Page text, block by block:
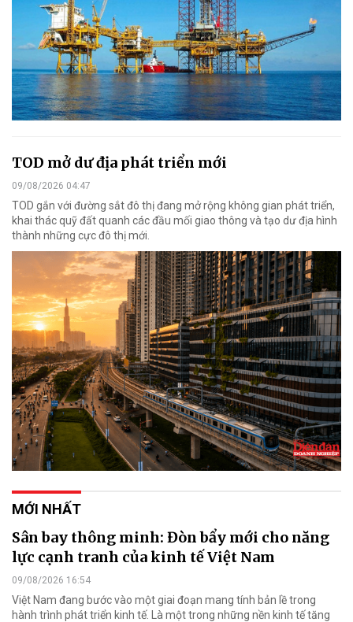
TOD mở dư địa phát triển mới
09/08/2026 04:47
TOD gắn với đường sắt đô thị đang mở rộng không gian phát triển,
khai thác quỹ đất quanh các đầu mối giao thông và tạo dư địa hình
thành những cực đô thị mới.
MỚI NHẤT
Sân bay thông minh: Đòn bẩy mới cho năng
lực cạnh tranh của kinh tế Việt Nam
09/08/2026 16:54
Việt Nam đang bước vào một giai đoạn mang tính bản lề trong
hành trình phát triển kinh tế. Là một trong những nền kinh tế tăng